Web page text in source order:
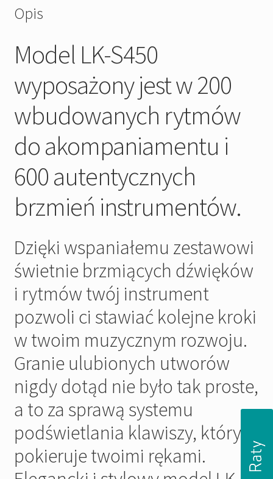
Opis
Model LK-S450
wyposażony jest w 200
wbudowanych rytmów
do akompaniamentu i
600 autentycznych
brzmień instrumentów.
Dzięki wspaniałemu zestawowi
świetnie brzmiących dźwięków
i rytmów twój instrument
pozwoli ci stawiać kolejne kroki
w twoim muzycznym rozwoju.
Granie ulubionych utworów
nigdy dotąd nie było tak proste,
a to za sprawą systemu
podświetlania klawiszy, który
pokieruje twoimi rękami.